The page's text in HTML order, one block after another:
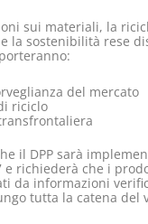
sui materiali, la
la sostenibilità rese
del mercato
riciclo
il DPP sarà
e richiederà che i
da informazioni
tutta la catena del